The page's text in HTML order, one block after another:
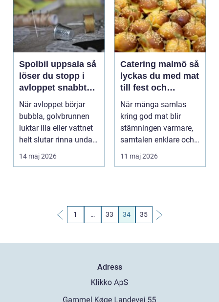
Spolbil uppsala så
löser du stopp i
avloppet snabbt
och säkert
När avloppet börjar
bubbla, golvbrunnen
luktar illa eller vattnet
helt slutar rinna undan
behövs hjä...
14 maj 2026
Catering malmö så
lyckas du med mat
till fest och
företagsevent
När många samlas
kring god mat blir
stämningen varmare,
samtalen enklare och
minnena starkare. För
11 maj 2026
1 … 33 34 35
Adress